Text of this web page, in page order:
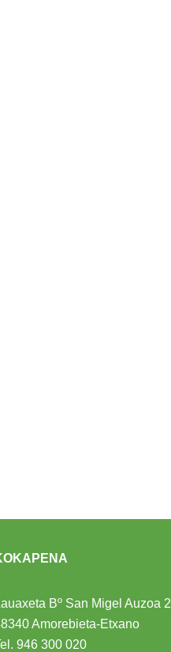
Bº San Migel Auzoa 2
Amorebieta-Etxano
946 300 020